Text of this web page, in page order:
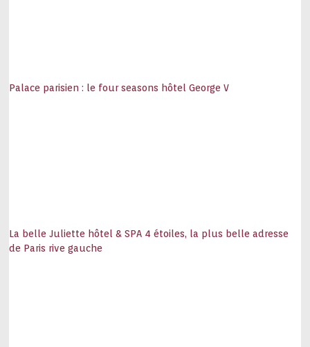
Palace parisien : le four seasons hôtel George V
La belle Juliette hôtel & SPA 4 étoiles, la plus belle adresse
de Paris rive gauche